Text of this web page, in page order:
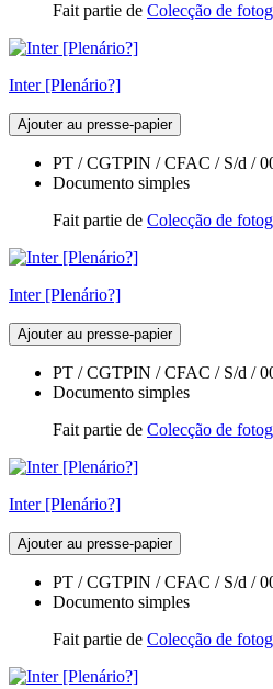
Fait partie de Colecção de
Inter [Plenário?]
Ajouter au presse-papier
PT / CGTPIN / CFAC / S/d /
Documento simples
Fait partie de Colecção de
Inter [Plenário?]
Ajouter au presse-papier
PT / CGTPIN / CFAC / S/d /
Documento simples
Fait partie de Colecção de
Inter [Plenário?]
Ajouter au presse-papier
PT / CGTPIN / CFAC / S/d /
Documento simples
Fait partie de Colecção de